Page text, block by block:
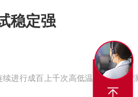
稳定强
进行成百上千次高低温循环的严苛